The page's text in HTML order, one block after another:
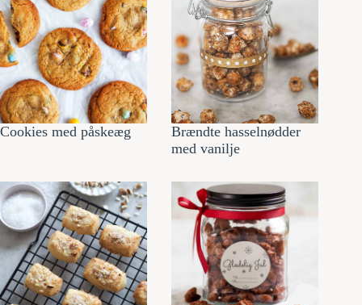
Cookies med påskeæg
Brændte hasselnødder
med vanilje